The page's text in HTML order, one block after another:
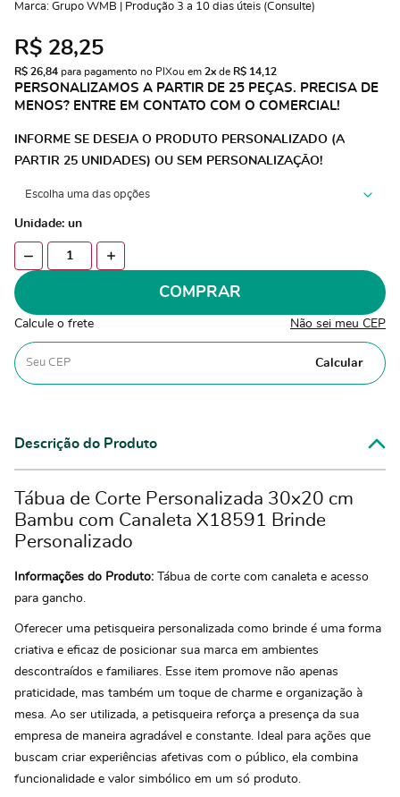
Marca: Grupo WMB | Produção 3 a 10 dias úteis (Consulte)
R$ 28,25
R$ 26,84 para pagamento no PIXou em 2x de R$ 14,12
PERSONALIZAMOS A PARTIR DE 25 PEÇAS. PRECISA DE
MENOS? ENTRE EM CONTATO COM O COMERCIAL!
INFORME SE DESEJA O PRODUTO PERSONALIZADO (A
PARTIR 25 UNIDADES) OU SEM PERSONALIZAÇÃO!
Unidade: un
COMPRAR
Calcule o frete Não sei meu CEP
Calcular
Descrição do Produto
Tábua de Corte Personalizada 30x20 cm
Bambu com Canaleta X18591 Brinde
Personalizado
Informações do Produto: Tábua de corte com canaleta e acesso
para gancho.
Oferecer uma petisqueira personalizada como brinde é uma forma
criativa e eficaz de posicionar sua marca em ambientes
descontraídos e familiares. Esse item promove não apenas
praticidade, mas também um toque de charme e organização à
mesa. Ao ser utilizada, a petisqueira reforça a presença da sua
empresa de maneira agradável e constante. Ideal para ações que
buscam criar experiências afetivas com o público, ela combina
funcionalidade e valor simbólico em um só produto.